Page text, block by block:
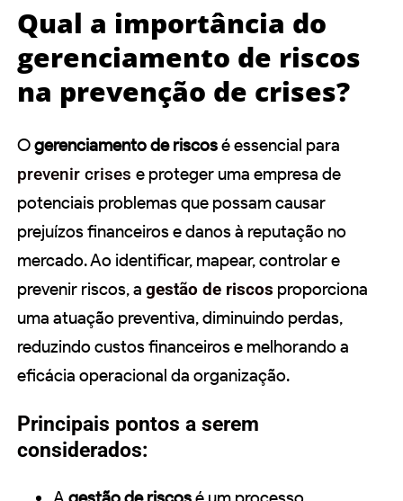
Qual a importância do
gerenciamento de riscos
na prevenção de crises?
Ogerenciamento de riscosé essencial para
prevenir crises e proteger uma empresa de
potenciais problemas que possam causar
prejuízos financeiros e danos à reputação no
mercado. Ao identificar, mapear, controlar e
prevenir riscos, a gestão de riscos proporciona
uma atuação preventiva, diminuindo perdas,
reduzindo custos financeiros e melhorando a
eficácia operacional da organização.
Principais pontos a serem
considerados: